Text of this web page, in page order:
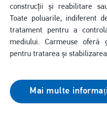
construcții și reabilitare
Toate poluarile, indiferent
tratament pentru a
mediului. Carmeuse oferă
pentru tratarea și
Mai multe